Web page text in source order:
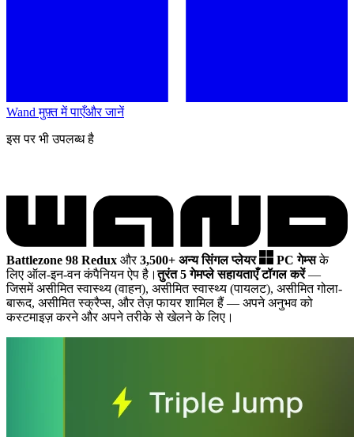
Wand मुफ़्त में पाएँऔर जानें
इस पर भी उपलब्ध है
Battlezone 98 Redux और3,500+ अन्य सिंगल प्लेयर PC गेम्सके
लिए ऑल-इन-वन कंपैनियन ऐप है।तुरंत 5 गेमप्ले सहायताएँ टॉगल करें—
जिसमें असीमित स्वास्थ्य (वाहन), असीमित स्वास्थ्य (पायलट), असीमित गोला-
बारूद, असीमित स्क्रैप्स, और तेज़ फायर शामिल हैं — अपने अनुभव को
कस्टमाइज़ करने और अपने तरीके से खेलने के लिए।